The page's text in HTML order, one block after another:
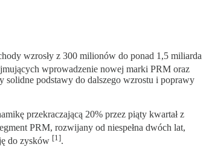
wzrosły z 300 milionów do ponad 1,5 miliarda
wprowadzenie nowej marki PRM oraz
solidne podstawy do dalszego wzrostu i poprawy
przekraczającą 20% przez piąty kwartał z
PRM, rozwijany od niespełna dwóch lat,
do zysków [1].